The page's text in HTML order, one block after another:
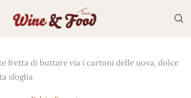
fretta di buttare via i cartoni delle uova, dolce
sfoglia